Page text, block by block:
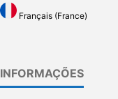
Français (France)
INFORMAÇÕES